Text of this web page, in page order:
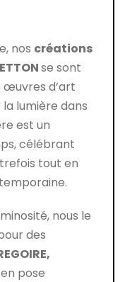
nos créations
se sont
œuvres d’art
lumière dans
est un
célébrant
tout en
nous le
des
pose